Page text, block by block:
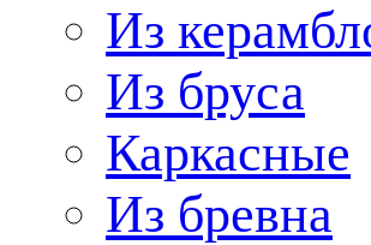
Из
Из бруса
Каркасные
Из бревна